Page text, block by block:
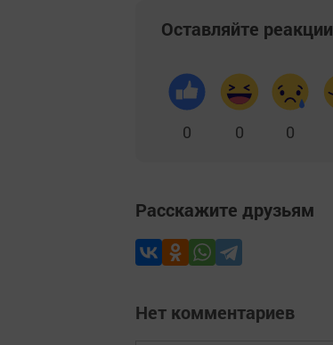
Оставляйте реакции
0 0 0
Расскажите друзьям
Нет комментариев